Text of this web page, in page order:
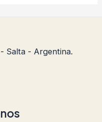
Salta - Argentina.